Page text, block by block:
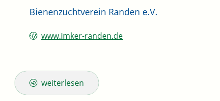
Bienenzuchtverein Randen e.V.
www.imker-randen.de
weiterlesen